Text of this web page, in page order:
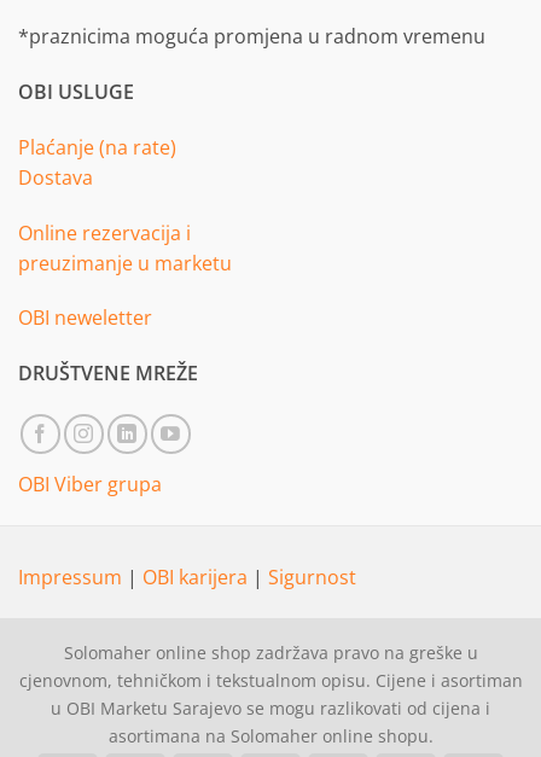
*praznicima moguća promjena u radnom vremenu
OBI USLUGE
Plaćanje (na rate)
Dostava
Online rezervacija i
preuzimanje u marketu
OBI neweletter
DRUŠTVENE MREŽE
OBI Viber grupa
Impressum | OBI karijera | Sigurnost
Solomaher online shop zadržava pravo na greške u
cjenovnom, tehničkom i tekstualnom opisu. Cijene i asortiman
u OBI Marketu Sarajevo se mogu razlikovati od cijena i
asortimana na Solomaher online shopu.